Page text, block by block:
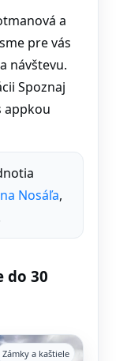
a
pre vás
návštevu.
Spoznaj
appkou
Nosáľa,
do 30
Zámky a kaštiele